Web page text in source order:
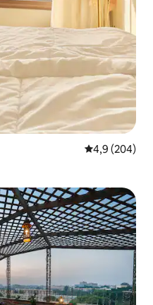
4,9 af 5 í
4,9 (204)